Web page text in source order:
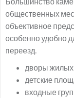
общественных
объективное
особенно удобно
переезд.
дворы жилых
детские
входные